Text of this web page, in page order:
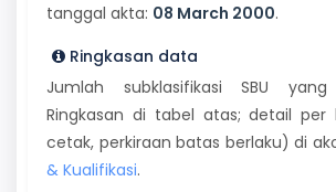
tanggal akta: 08 March 2000.
Ringkasan data
Jumlah subklasifikasi SBU
Ringkasan di tabel atas; detail per
cetak, perkiraan batas berlaku) di
& Kualifikasi.